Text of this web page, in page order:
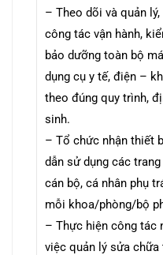
– Theo dõi và quản
công tác vận hành,
bảo dưỡng toàn bộ
dụng cụ y tế, điện –
theo đúng quy trình,
sinh.
– Tổ chức nhận thiết
dẫn sử dụng các
cán bộ, cá nhân phụ
mỗi khoa/phòng/bộ
– Thực hiện công tác
việc quản lý sửa